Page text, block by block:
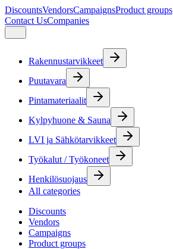
DiscountsVendorsCampaignsProduct groups
Contact UsCompanies
Rakennustarvikkeet
Puutavara
Pintamateriaalit
Kylpyhuone & Sauna
LVI ja Sähkötarvikkeet
Työkalut / Työkoneet
Henkilösuojaus
All categories
Discounts
Vendors
Campaigns
Product groups